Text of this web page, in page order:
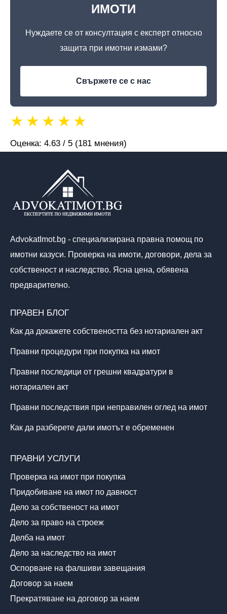
ИМОТИ
Нуждаете се от консултация с експерт относно
защита при имотни измами?
Свържете се с нас
★ ★ ★ ★ ★
Оценка: 4.63 / 5 (181 мнения)
AdvokatImot.bg - специализирана правна помощ по
имотни казуси. Проверка на имоти, договори, дела за
собственост и наследство. Ясна цена, обявена
предварително.
ПРАВЕН БЛОГ
Как да докажете собствеността без нотариален акт
Правни процедури при покупка на имот
Правни последици от грешни квадратури в
нотариален акт
Правни последствия при неправилен оглед на имот
Как да разберете дали имотът е обременен
ПРАВНИ УСЛУГИ
Проверка на имот при покупка
Придобиване на имот по давност
Дело за собственост на имот
Дело за право на строеж
Делба на имот
Дело за наследство на имот
Оспорване на фалшиви завещания
Договор за наем
Прекратяване на договор за наем